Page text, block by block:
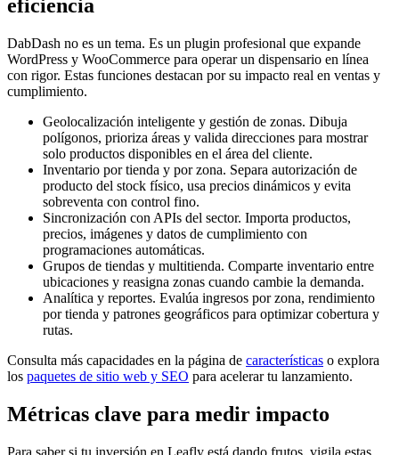
eficiencia
DabDash no es un tema. Es un plugin profesional que expande
WordPress y WooCommerce para operar un dispensario en línea
con rigor. Estas funciones destacan por su impacto real en ventas y
cumplimiento.
Geolocalización inteligente y gestión de zonas. Dibuja
polígonos, prioriza áreas y valida direcciones para mostrar
solo productos disponibles en el área del cliente.
Inventario por tienda y por zona. Separa autorización de
producto del stock físico, usa precios dinámicos y evita
sobreventa con control fino.
Sincronización con APIs del sector. Importa productos,
precios, imágenes y datos de cumplimiento con
programaciones automáticas.
Grupos de tiendas y multitienda. Comparte inventario entre
ubicaciones y reasigna zonas cuando cambie la demanda.
Analítica y reportes. Evalúa ingresos por zona, rendimiento
por tienda y patrones geográficos para optimizar cobertura y
rutas.
Consulta más capacidades en la página de características o explora
los paquetes de sitio web y SEO para acelerar tu lanzamiento.
Métricas clave para medir impacto
Para saber si tu inversión en Leafly está dando frutos, vigila estas